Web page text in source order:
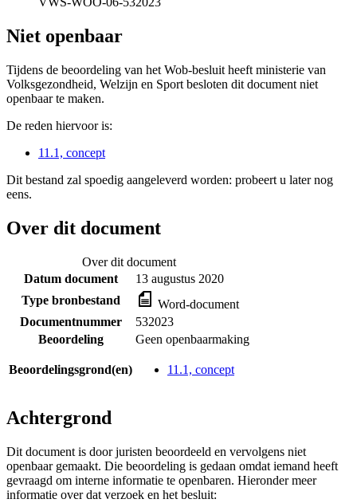
Niet openbaar
Tijdens de beoordeling van het Wob-besluit heeft ministerie van
Volksgezondheid, Welzijn en Sport besloten dit document niet
openbaar te maken.
De reden hiervoor is:
11.1, concept
Dit bestand zal spoedig aangeleverd worden: probeert u later nog
eens.
Over dit document
Over dit document
Datum document
13 augustus 2020
Type bronbestand
Word-document
Documentnummer
532023
Beoordeling
Geen openbaarmaking
Beoordelingsgrond(en) 11.1, concept
Achtergrond
Dit document is door juristen beoordeeld en vervolgens niet
openbaar gemaakt. Die beoordeling is gedaan omdat iemand heeft
gevraagd om interne informatie te openbaren. Hieronder meer
informatie over dat verzoek en het besluit: